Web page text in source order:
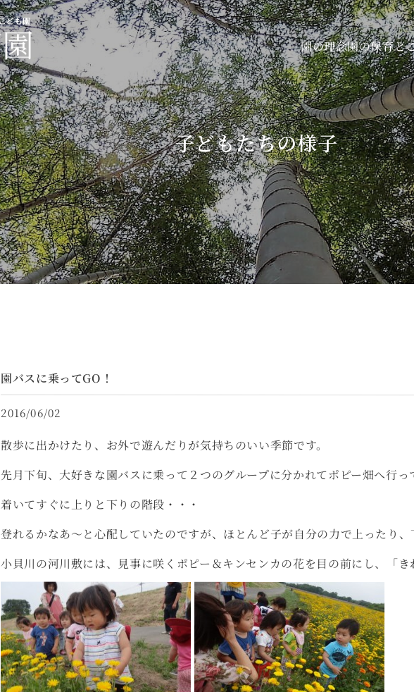
園の理念園の保育と
子どもたちの様子
園バスに乗ってGO！
2016/06/02
散歩に出かけたり、お外で遊んだりが気持ちのいい季節です。
先月下旬、大好きな園バスに乗って２つのグループに分かれてポピー畑へ行っ
着いてすぐに上りと下りの階段・・・
登れるかなあ～と心配していたのですが、ほとんど子が自分の力で上ったり、
小貝川の河川敷には、見事に咲くポピー＆キンセンカの花を目の前にし、「き